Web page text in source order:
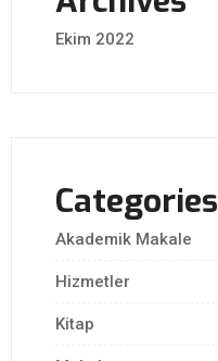
Ekim 2022
Categories
Akademik Makale
Hizmetler
Kitap